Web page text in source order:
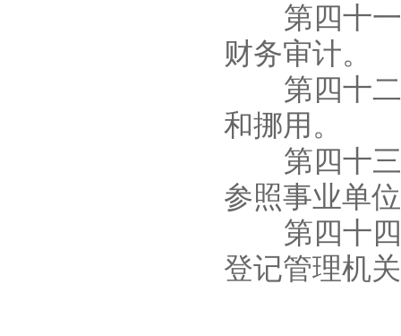
第四十一
财务审计。
第四十二
和挪用。
第四十三
参照事业单
第四十四
登记管理机